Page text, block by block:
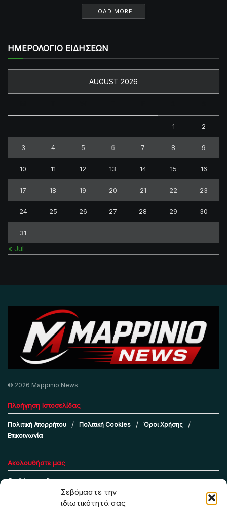
Σεβόμαστε την
ιδιωτικότητά σας
LOAD MORE
ΗΜΕΡΟΛΟΓΙΟ ΕΙΔΗΣΕΩΝ
AUGUST 2026
1 2
3 4 5 6 7 8 9
10 11 12 13 14 15 16
17 18 19 20 21 22 23
24 25 26 27 28 29 30
31
« Jul
© 2026 Mappinio News
Πλοήγηση Ιστοσελίδας
Πολιτική Απορρήτου Πολιτική Cookies
Όροι Χρήσης
Επικοινωνία
Ακολουθήστε μας